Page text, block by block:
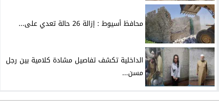
محافظ أسيوط : إزالة 26 حالة تعدي على...
الداخلية تكشف تفاصيل مشادة كلامية بين رجل
مسن...